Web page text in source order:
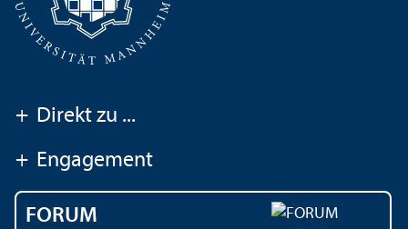
+ Direkt zu ...
+ Engagement
FORUM